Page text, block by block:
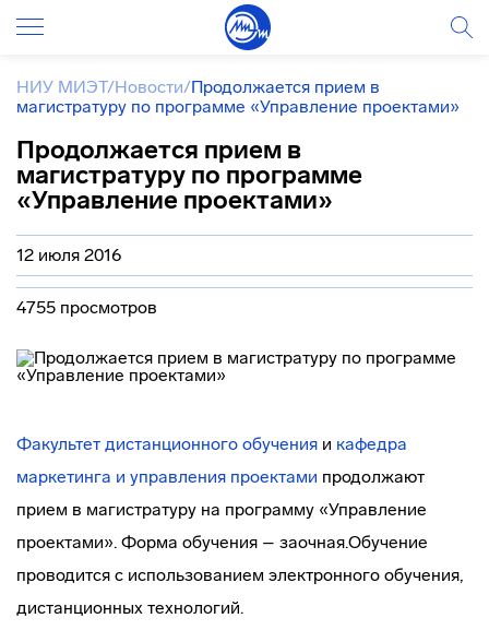
НИУ МИЭТ/Новости/Продолжается прием в
магистратуру по программе «Управление проектами»
Продолжается прием в
магистратуру по программе
«Управление проектами»
12 июля 2016
4755 просмотров
Факультет дистанционного обучения и кафедра
маркетинга и управления проектами продолжают
прием в магистратуру на программу «Управление
проектами». Форма обучения – заочная.Обучение
проводится с использованием электронного обучения,
дистанционных технологий.